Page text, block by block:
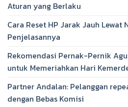
Aturan yang Berlaku
Cara Reset HP Jarak Jauh Lewat
Penjelasannya
Rekomendasi Pernak-Pernik
untuk Memeriahkan Hari
Partner Andalan: Pelanggan
dengan Bebas Komisi